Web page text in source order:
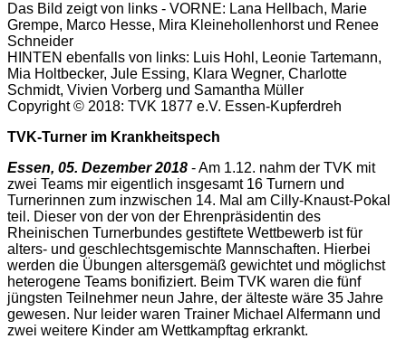
Das Bild zeigt von links - VORNE: Lana Hellbach, Marie
Grempe, Marco Hesse, Mira Kleinehollenhorst und Renee
Schneider
HINTEN ebenfalls von links: Luis Hohl, Leonie Tartemann,
Mia Holtbecker, Jule Essing, Klara Wegner, Charlotte
Schmidt, Vivien Vorberg und Samantha Müller
Copyright © 2018: TVK 1877 e.V. Essen-Kupferdreh
TVK-Turner im Krankheitspech
Essen, 05. Dezember 2018 - Am 1.12. nahm der TVK mit
zwei Teams mir eigentlich insgesamt 16 Turnern und
Turnerinnen zum inzwischen 14. Mal am Cilly-Knaust-Pokal
teil. Dieser von der von der Ehrenpräsidentin des
Rheinischen Turnerbundes gestiftete Wettbewerb ist für
alters- und geschlechtsgemischte Mannschaften. Hierbei
werden die Übungen altersgemäß gewichtet und möglichst
heterogene Teams bonifiziert. Beim TVK waren die fünf
jüngsten Teilnehmer neun Jahre, der älteste wäre 35 Jahre
gewesen. Nur leider waren Trainer Michael Alfermann und
zwei weitere Kinder am Wettkampftag erkrankt.